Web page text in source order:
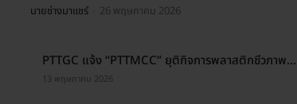
นายช่างมาแชร์ 26 พฤษภาคม 2026
PTTGC แจ้ง “PTTMCC” ยุติกิจการพลาสติกชีวภาพ...
13 พฤษภาคม 2026